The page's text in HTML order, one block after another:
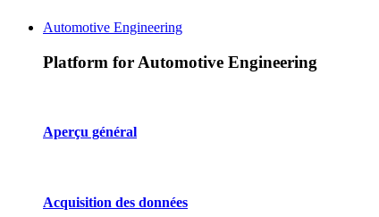
Automotive Engineering
Platform for Automotive Engineering
Aperçu général
Acquisition des données